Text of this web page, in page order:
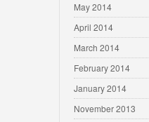
May 2014
April 2014
March 2014
February 2014
January 2014
November 2013